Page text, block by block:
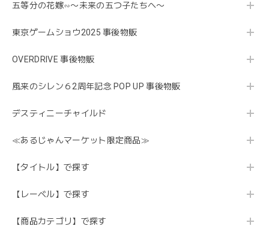
五等分の花嫁∽〜未来の五つ子たちへ〜
東京ゲームショウ2025 事後物販
OVERDRIVE 事後物販
風来のシレン６2周年記念 POP UP 事後物販
デスティニーチャイルド
≪あるじゃんマーケット限定商品≫
【タイトル】で探す
【レーベル】で探す
【商品カテゴリ】で探す